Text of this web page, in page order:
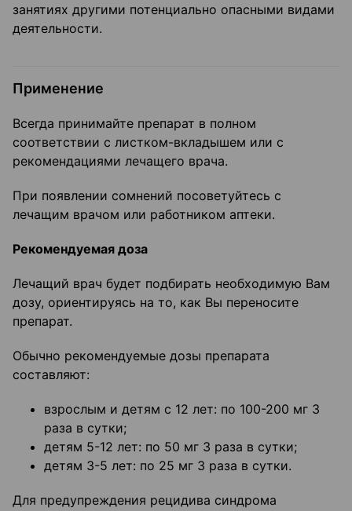
занятиях другими потенциально опасными видами
деятельности.
Применение
Всегда принимайте препарат в полном
соответствии с листком-вкладышем или с
рекомендациями лечащего врача.
При появлении сомнений посоветуйтесь с
лечащим врачом или работником аптеки.
Рекомендуемая доза
Лечащий врач будет подбирать необходимую Вам
дозу, ориентируясь на то, как Вы переносите
препарат.
Обычно рекомендуемые дозы препарата
составляют:
взрослым и детям с 12 лет: по 100-200 мг 3
раза в сутки;
детям 5-12 лет: по 50 мг 3 раза в сутки;
детям 3-5 лет: по 25 мг 3 раза в сутки.
Для предупреждения рецидива синдрома